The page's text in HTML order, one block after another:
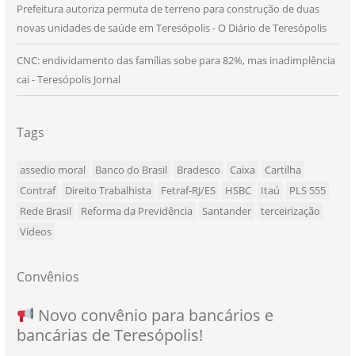
Prefeitura autoriza permuta de terreno para construção de duas
novas unidades de saúde em Teresópolis - O Diário de Teresópolis
CNC: endividamento das famílias sobe para 82%, mas inadimplência
cai - Teresópolis Jornal
Tags
assedio moral Banco do Brasil Bradesco Caixa
Cartilha
Contraf
Direito Trabalhista Fetraf-RJ/ES HSBC Itaú
PLS 555
Rede Brasil
Reforma da Previdência Santander
terceirização
Vídeos
Convênios
SEU NOVO BENEFÍCIO CHEGOU
Novo convênio para bancários e
bancárias de Teresópolis!
NOVO CONVÊNIO PARA VOCÊ, BANCÁRIO
E BANCÁRIA!
Convênio com a Rede de Ensino Técnico e
Centro de Qualificação Técnica